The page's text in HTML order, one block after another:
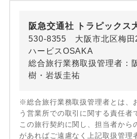
阪急交通社 トラピックス
530-8355 大阪市北区梅
ハービスOSAKA
総合旅行業務取扱管理者：
樹・岩坂圭祐
※総合旅行業務取扱管理者とは、
う営業所での取引に関する責任者
この旅行契約に関し、担当者から
があればご遠慮なく上記取扱管理